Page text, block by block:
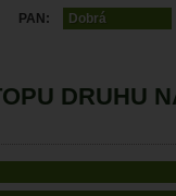
PAN: Dobrá
DRUHU